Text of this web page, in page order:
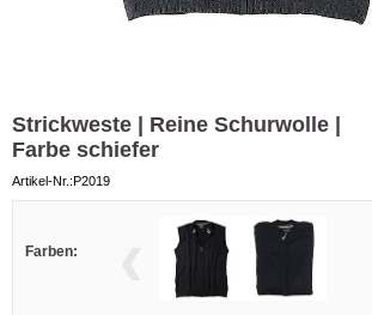
Strickweste | Reine Schurwolle |
Farbe schiefer
Artikel-Nr.:P2019
Farben: